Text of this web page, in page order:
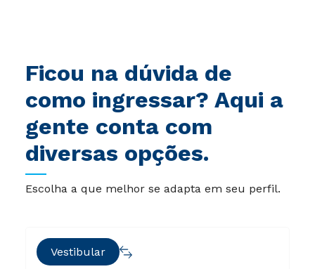
Ficou na dúvida de
como ingressar? Aqui a
gente conta com
diversas opções.
Escolha a que melhor se adapta em seu perfil.
Vestibular